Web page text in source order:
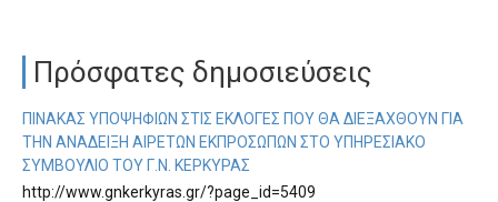
Πρόσφατες δημοσιεύσεις
ΠΊΝΑΚΑΣ ΥΠΟΨΗΦΊΩΝ ΣΤΙΣ ΕΚΛΟΓΈΣ ΠΟΥ ΘΑ ΔΙΕΞΑΧΘΟΎΝ ΓΙΑ
ΤΗΝ ΑΝΆΔΕΙΞΗ ΑΙΡΕΤΏΝ ΕΚΠΡΟΣΏΠΩΝ ΣΤΟ ΥΠΗΡΕΣΙΑΚΌ
ΣΥΜΒΟΎΛΙΟ ΤΟΥ Γ.Ν. ΚΈΡΚΥΡΑΣ
http://www.gnkerkyras.gr/?page_id=5409